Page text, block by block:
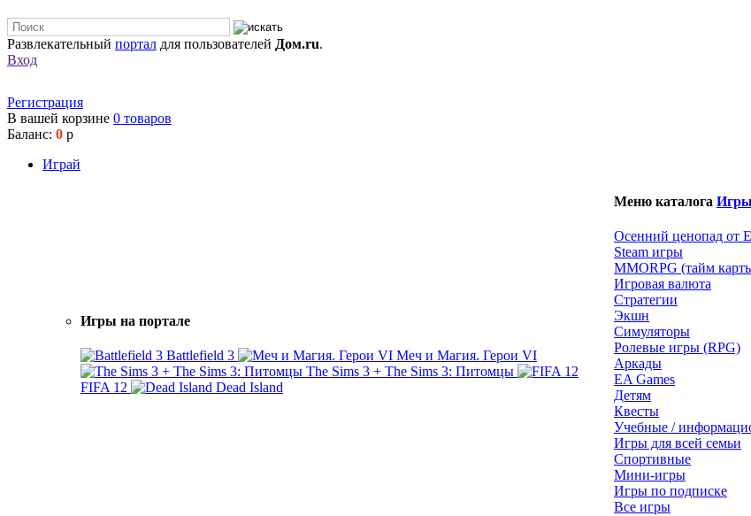
Развлекательный портал для пользователей Дом.ru.
Вход
Регистрация
В вашей корзине 0 товаров
Баланс: 0 р
Играй
Игры на портале
Battlefield 3
Меч и Магия. Герои VI
The Sims 3 + The Sims 3: Питомцы
FIFA 12
Dead Island
Меню каталога Игры
Осенний ценопад от
Steam игры
MMORPG (тайм
Игровая валюта
Стратегии
Экшн
Симуляторы
Ролевые игры (RPG)
Аркады
EA Games
Детям
Квесты
Учебные /
Игры для всей семьи
Спортивные
Мини-игры
Игры по подписке
Все игры